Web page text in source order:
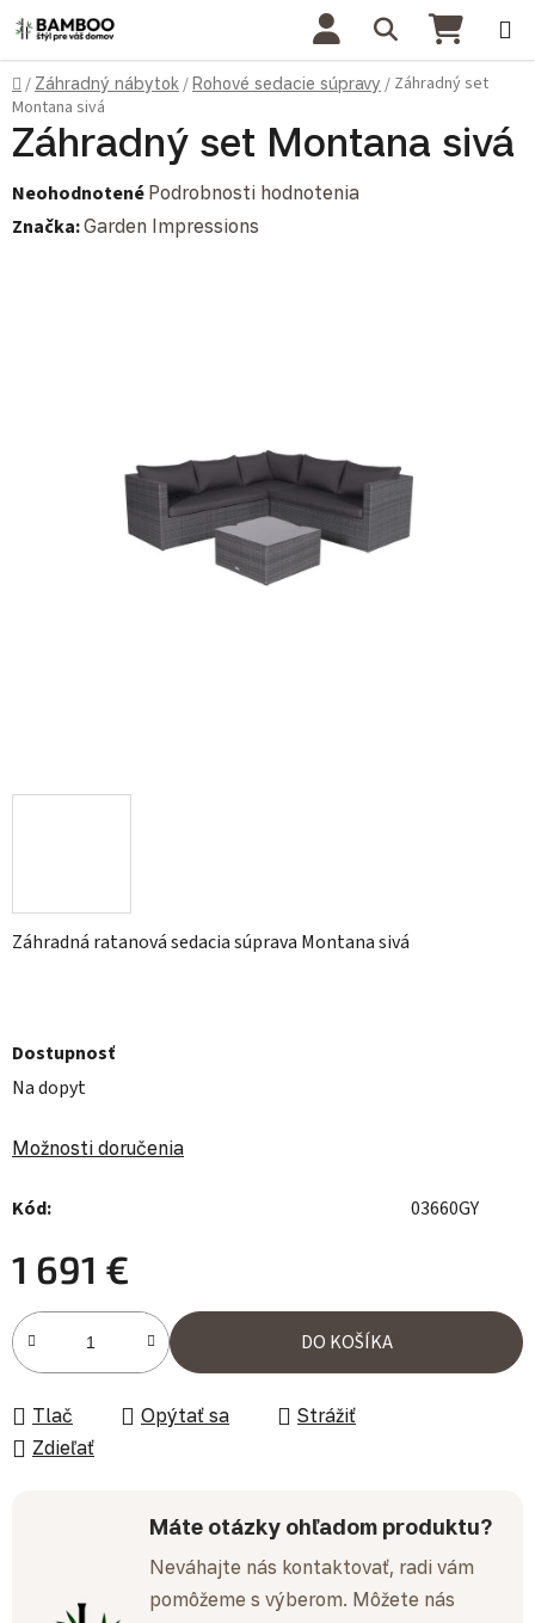
Prejsť na obsah Hľadať
Domov
/ Záhradný nábytok /Rohové sedacie súpravy / Záhradný set
Montana sivá
Záhradná ratanová sedacia súprava Montana sivá
Dostupnosť
Na dopyt
Možnosti doručenia
Kód: 03660GY
1 691 €
Jednotková cena:
DO KOŠÍKA
Tlač Opýtať sa
Strážiť
Zdieľať
Máte otázky ohľadom produktu?
Neváhajte nás kontaktovať, radi vám
pomôžeme s výberom. Môžete nás
Záhradný set Montana sivá
Priemerné hodnotenie produktu je 0,0 z 5 hviezdičiek.
Neohodnotené Podrobnosti hodnotenia
Značka:Garden Impressions